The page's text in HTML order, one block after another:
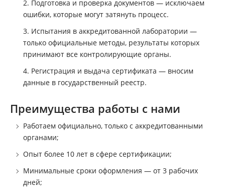
Подготовка и проверка документов — исключаем
ошибки, которые могут затянуть процесс.
Испытания в аккредитованной лаборатории —
только официальные методы, результаты которых
принимают все контролирующие органы.
Регистрация и выдача сертификата — вносим
данные в государственный реестр.
Преимущества работы с нами
Работаем официально, только с аккредитованными
органами;
Опыт более 10 лет в сфере сертификации;
Минимальные сроки оформления — от 3 рабочих
дней;